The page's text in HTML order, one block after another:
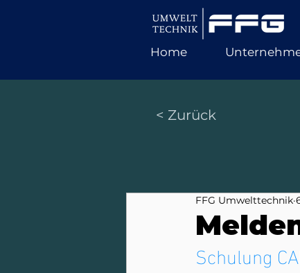
Home
FFG Umwelttechnik
Schulung
< Zurück